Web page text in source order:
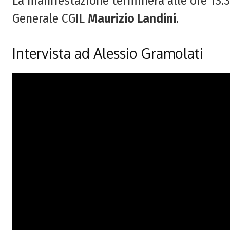
Generale CGIL Maurizio Landini.
Intervista ad Alessio Gramolati